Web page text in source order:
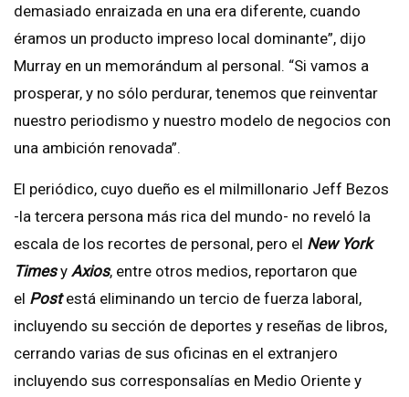
demasiado enraizada en una era diferente, cuando
éramos un producto impreso local dominante”, dijo
Murray en un memorándum al personal. “Si vamos a
prosperar, y no sólo perdurar, tenemos que reinventar
nuestro periodismo y nuestro modelo de negocios con
una ambición renovada”.
El periódico, cuyo dueño es el milmillonario Jeff Bezos
-la tercera persona más rica del mundo- no reveló la
escala de los recortes de personal, pero el New York
Timesy Axios, entre otros medios, reportaron que
el Postestá eliminando un tercio de fuerza laboral,
incluyendo su sección de deportes y reseñas de libros,
cerrando varias de sus oficinas en el extranjero
incluyendo sus corresponsalías en Medio Oriente y